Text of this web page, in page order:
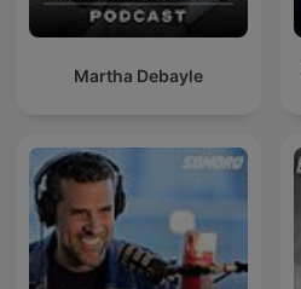
Martha Debayle